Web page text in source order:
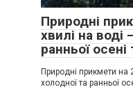
Природні
хвилі на воді
ранньої
Природні прикмети на
холодної та ранньої